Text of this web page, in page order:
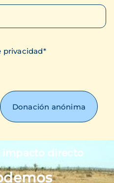
privacidad*
Donación anónima
impacto directo